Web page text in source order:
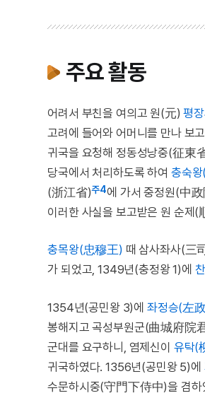
주요 활동
어려서 부친을 여의고 원(元)평
고려에 들어와 어머니를 만나 보
귀국을 요청해 정동성낭중(征東
당국에서 처리하도록 하여 충숙
(浙江省)주4에 가서 중정원(中政
이러한 사실을 보고받은 원 순제
충목왕(忠穆王) 때 삼사좌사(三
가 되었고, 1349년(충정왕 1)에
1354년(공민왕 3)에 좌정승(左
봉해지고 곡성부원군(曲城府院
군대를 요구하니, 염제신이 유탁(
귀국하였다. 1356년(공민왕 5)에
수문하시중(守門下侍中)을 겸